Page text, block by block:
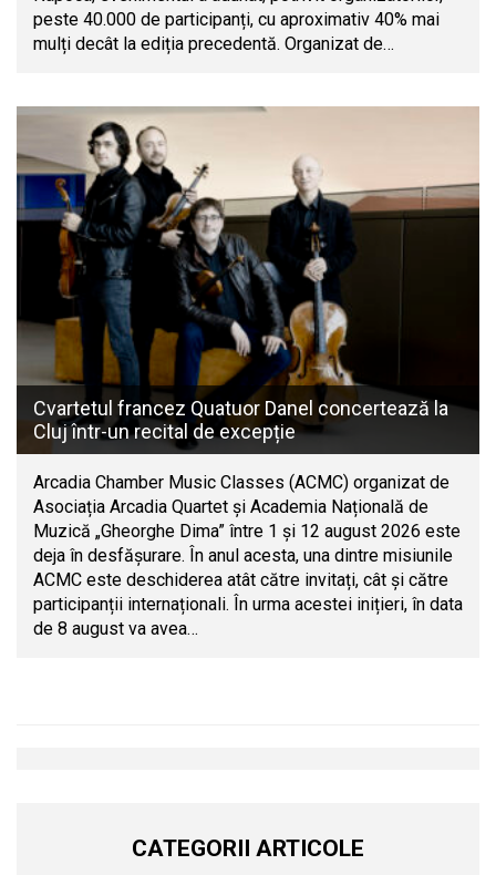
peste 40.000 de participanți, cu aproximativ 40% mai
mulți decât la ediția precedentă. Organizat de…
Cvartetul francez Quatuor Danel concertează la
Cluj într-un recital de excepție
Arcadia Chamber Music Classes (ACMC) organizat de
Asociația Arcadia Quartet și Academia Națională de
Muzică „Gheorghe Dima” între 1 și 12 august 2026 este
deja în desfășurare. În anul acesta, una dintre misiunile
ACMC este deschiderea atât către invitați, cât și către
participanții internaționali. În urma acestei inițieri, în data
de 8 august va avea…
CATEGORII ARTICOLE